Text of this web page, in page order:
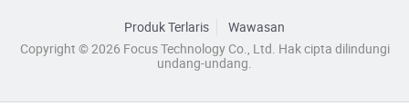
Produk Terlaris
Wawasan
Copyright © 2026 Focus Technology Co., Ltd. Hak cipta dilindungi
undang-undang.